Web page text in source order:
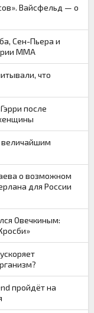
Вайсфельд — о
Сен-Пьера и
ММА
что
после
величайшим
о возможном
для России
Овечкиным:
пройдёт на